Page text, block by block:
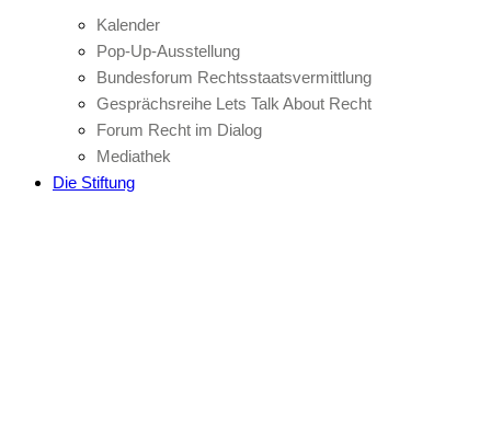
Kalender
Pop-Up-Ausstellung
Bundesforum Rechtsstaatsvermittlung
Gesprächsreihe Lets Talk About Recht
Forum Recht im Dialog
Mediathek
Die Stiftung